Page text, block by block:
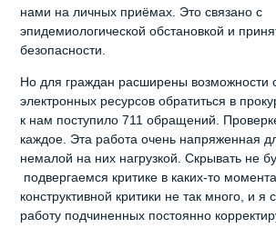
нами на личных приёмах. Это связано с
эпидемиологической обстановкой и
безопасности.
Но для граждан расширены
электронных ресурсов обратиться в
к нам поступило 711 обращений.
каждое. Эта работа очень напряженная
немалой на них нагрузкой. Скрывать не
подвергаемся критике в каких-то
конструктивной критики не так много, и я
работу подчиненных постоянно